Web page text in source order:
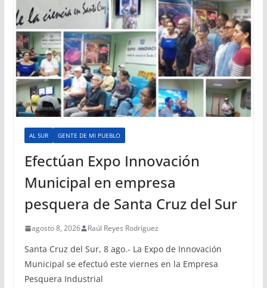
AL SUR GENTE DE MI PUEBLO
Efectúan Expo Innovación
Municipal en empresa
pesquera de Santa Cruz del Sur
agosto 8, 2026 Raúl Reyes Rodríguez
Santa Cruz del Sur, 8 ago.- La Expo de Innovación
Municipal se efectuó este viernes en la Empresa
Pesquera Industrial